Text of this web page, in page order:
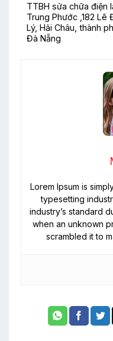
TTBH sửa chữa điện
Trung Phước ,182 Lê
Lý, Hải Châu, thành
Đà Nẵng
Lorem Ipsum is
typesetting
industry’s standard
when an unknown
scrambled it to